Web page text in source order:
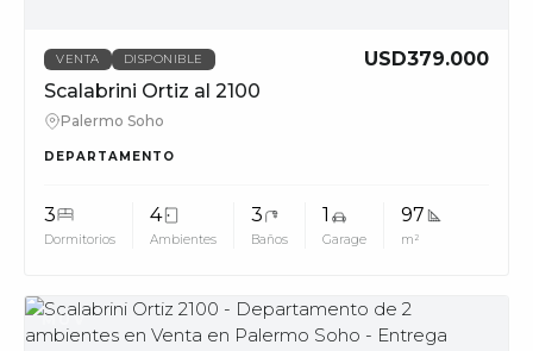
VENTA DISPONIBLE
USD379.000
Scalabrini Ortiz al 2100
Palermo Soho
DEPARTAMENTO
3
Dormitorios
4
Ambientes
3
Baños
1
Garage
97
m²
MUV